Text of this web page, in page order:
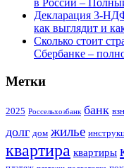
в России –
Декларация 3-
как выглядит и
Сколько стоит
Сбербанке –
Метки
2025 Россельхозбанк банк
долг дом жилье
квартира квартиры